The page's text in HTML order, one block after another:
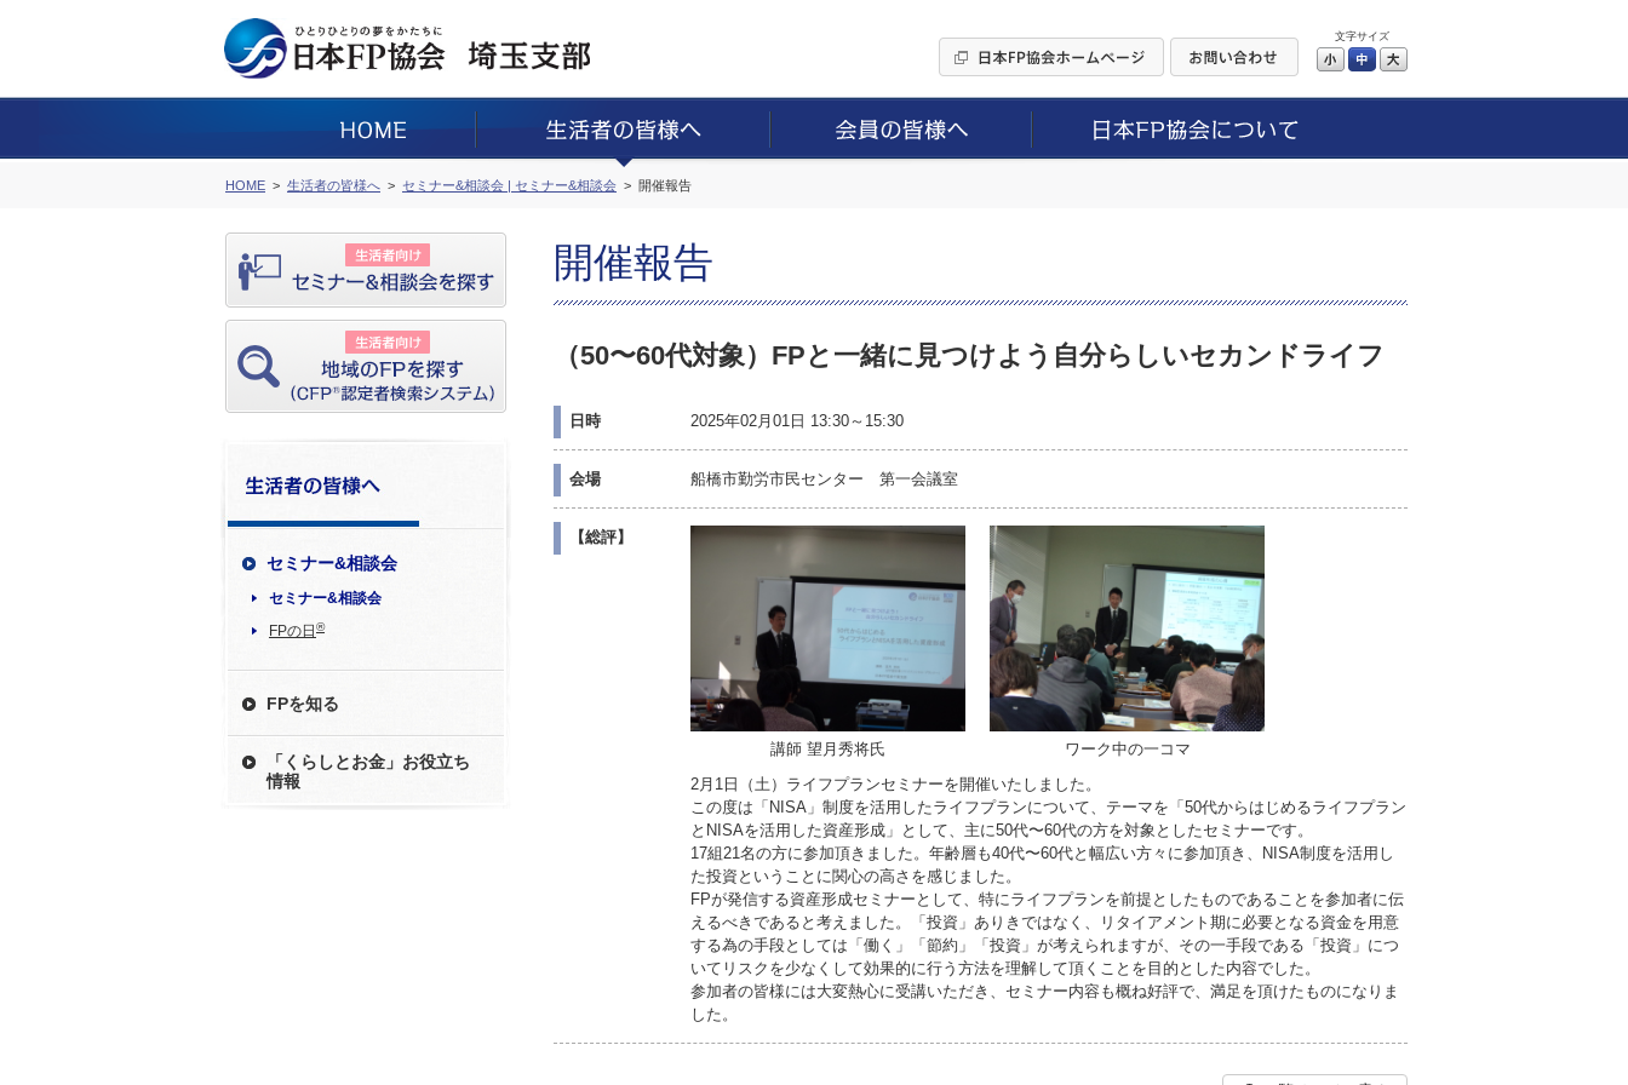
文字サイズ
小 中
HOME 生活者の皆様へ セミナー&相談会 | セミナー&相談会 開催報告
セミナー&相談会
セミナー&相談会
FPの日 ®
FPを知る
「くらしとお金」お役立ち
情報
開催報告
（50〜60代対象）FPと一緒に見つけよう自分らしいセカンドライフ
日時 2025年02月01日 13:30～15:30
会場 船橋市勤労市民センター 第一会議室
【総評】
講師 望月秀将氏
ワーク中の一コマ
2月1日（土）ライフプランセミナーを開催いたしました。
この度は「NISA」制度を活用したライフプランについて、テーマを「50代からはじめるライフプラン
とNISAを活用した資産形成」として、主に50代〜60代の方を対象としたセミナーです。
17組21名の方に参加頂きました。年齢層も40代〜60代と幅広い方々に参加頂き、NISA制度を活用し
た投資ということに関心の高さを感じました。
FPが発信する資産形成セミナーとして、特にライフプランを前提としたものであることを参加者に伝
えるべきであると考えました。「投資」ありきではなく、リタイアメント期に必要となる資金を用意
する為の手段としては「働く」「節約」「投資」が考えられますが、その一手段である「投資」につ
いてリスクを少なくして効果的に行う方法を理解して頂くことを目的とした内容でした。
参加者の皆様には大変熱心に受講いただき、セミナー内容も概ね好評で、満足を頂けたものになりま
した。